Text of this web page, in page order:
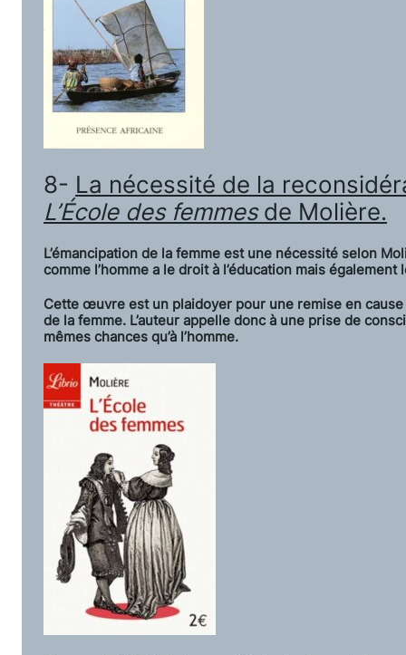
8- La nécessité de la
L’École des femmesde Molière.
L’émancipation de la femme est une nécessité selon
comme l’homme a le droit à l’éducation mais
Cette œuvre est un plaidoyer pour une remise en
de la femme. L’auteur appelle donc à une prise de
mêmes chances qu’à l’homme.